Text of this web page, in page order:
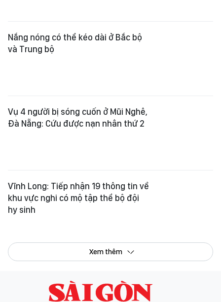
Nắng nóng có thể kéo dài ở Bắc bộ
và Trung bộ
Vụ 4 người bị sóng cuốn ở Mũi Nghê,
Đà Nẵng: Cứu được nạn nhân thứ 2
Vĩnh Long: Tiếp nhận 19 thông tin về
khu vực nghi có mộ tập thể bộ đội
hy sinh
Xem thêm